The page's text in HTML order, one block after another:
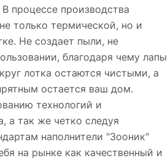
процессе производства
только термической, но и
Не создает пыли, не
благодаря чему лапы
лотка остаются чистыми, а
остается ваш дом.
технологий и
а так же четко следуя
наполнители "Зооник"
на рынке как качественный и